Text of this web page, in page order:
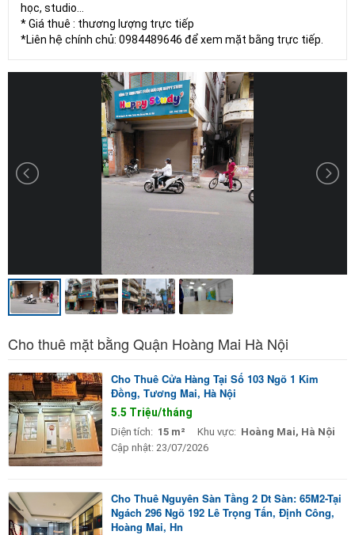
học, studio…
* Giá thuê : thương lượng trực tiếp
*Liên hệ chính chủ: 0984489646 để xem mặt bằng trực tiếp.
Cho thuê mặt bằng Quận Hoàng Mai Hà Nội
Cho Thuê Cửa Hàng Tại Số 103 Ngõ 1 Kim
Đồng, Tương Mai, Hà Nội
5.5 Triệu/tháng
Diện tích: 15 m² Khu vực: Hoàng Mai, Hà Nội
Cập nhật: 23/07/2026
Cho Thuê Nguyên Sàn Tầng 2 Dt Sàn: 65M2-Tại
Ngách 296 Ngõ 192 Lê Trọng Tấn, Định Công,
Hoàng Mai, Hn